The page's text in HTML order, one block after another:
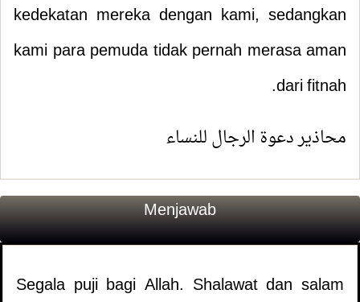
kedekatan mereka dengan kami, sedangkan
kami para pemuda tidak pernah merasa aman
dari fitnah.
محاذير دعوة الرجال للنساء
Menjawab
Segala puji bagi Allah. Shalawat dan salam